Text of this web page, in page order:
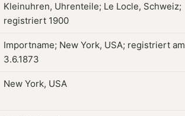
Kleinuhren, Uhrenteile; Le Locle, Schweiz;
registriert 1900
Importname; New York, USA; registriert am
3.6.1873
New York, USA